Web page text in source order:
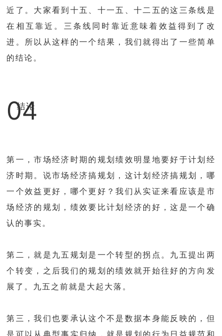
近了。大家看到十五、十一五、十二五的这三条线是
在相互靠近。三条线同时靠近意味着效益得到了改
进。所以从这样的一个结果，我们就得出了一些简单
的结论。
结论
04
第一，市场经济时期的规划绩效明显地要好于计划经
济时期。说市场经济搞规划，这计划经济搞规划，哪
一个效益更好，哪个更好？我们从实证来看应该是市
场经济的规划，绩效要比计划经济的好，这是一个确
认的事实。
第二，就是九五规划是一个转型的拐点。九五提出两
个转变，之后我们的规划的绩效就开始往好的方向发
展了。九五之前就是大起大落。
第三，我们也要承认这个不是数据本身能反映的，但